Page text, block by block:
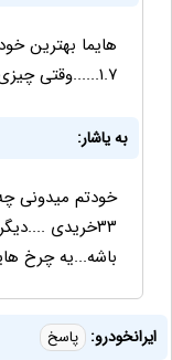
هایما بهترین
۱.۷......وقتی چیزی رونداری نظر نده
به یاشار:
خودتم میدونی
۳۳خریدی
باشه...یه چرخ
ایرانخودرو: پاسخ